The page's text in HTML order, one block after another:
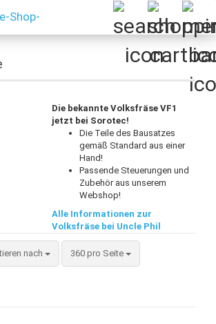
Die bekannte Volksfräse VF1
jetzt bei Sorotec!
Die Teile des Bausatzes
gemäß Standard aus einer
Hand!
Passende Steuerungen und
Zubehör aus unserem
Webshop!
Alle Informationen zur
Volksfräse bei Uncle Phil
nach
nach 360 pro Seite
pro Seite